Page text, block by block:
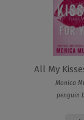
All My
Monica
penguin